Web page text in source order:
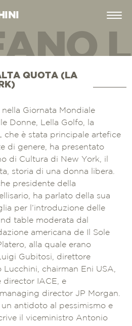
QUOTA (LA
Giornata Mondiale
Donne, Lella Golfo, la
che è stata principale artefice
di genere, ha presentato
di Cultura di New York, il
storia di una donna libera.
presidente della
ha parlato della sua
per l’introduzione delle
table moderata dal
americana de Il Sole
alla quale erano
Gubitosi, direttore
Lucchini, chairman Eni USA,
director IACE, e
director JP Morgan.
antidoto al pessimismo e
il viceministro Antonio